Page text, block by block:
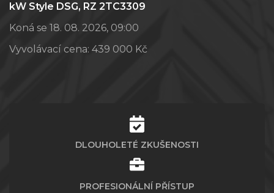
kW Style DSG, RZ 2TC3309
Koná se 18. 08. 2026, 09:00
Vyvolávací cena: 439 000 Kč
DLOUHOLETÉ ZKUŠENOSTI
PROFESIONÁLNÍ PŘÍSTUP